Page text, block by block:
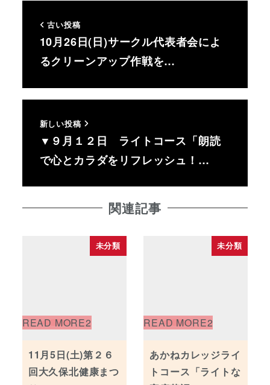
古い投稿
10月26日(日)サークル代表者会によ
るクリーンアップ作戦を…
新しい投稿
▼９月１２日 ライトコース「朗読
で心とカラダをリフレッシュ！…
関連記事
未分類
11月5日(土)第２６
回大久保北健康まつ
未分類
あかねカレッジライ
トコース「ライトな